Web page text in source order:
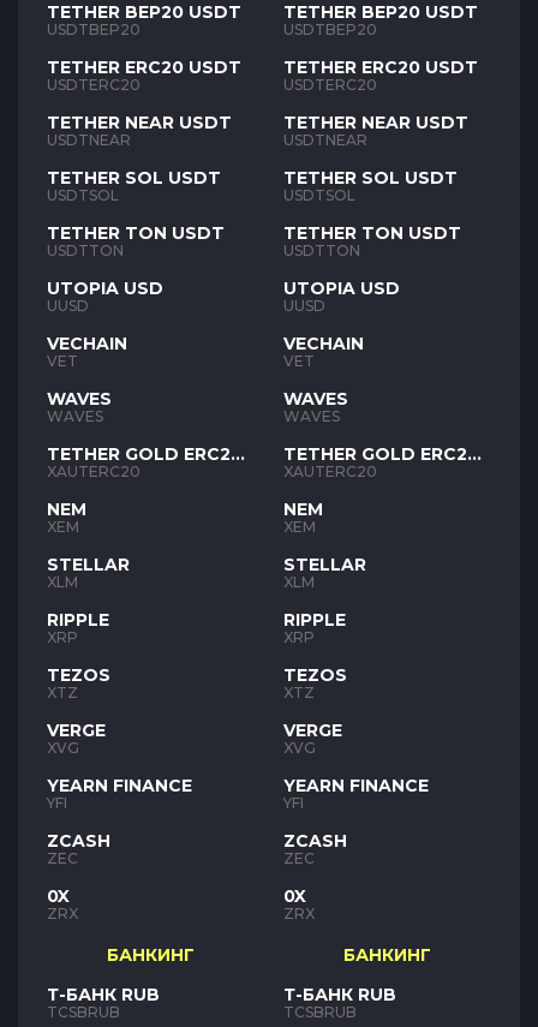
TETHER BEP20 USDT
USDTBEP20
TETHER ERC20 USDT
USDTERC20
TETHER NEAR USDT
USDTNEAR
TETHER SOL USDT
USDTSOL
TETHER TON USDT
USDTTON
UTOPIA USD
UUSD
VECHAIN
VET
WAVES
WAVES
TETHER GOLD ERC20
XAUT
XAUTERC20
NEM
XEM
STELLAR
XLM
RIPPLE
XRP
TEZOS
XTZ
VERGE
XVG
YEARN FINANCE
YFI
ZCASH
ZEC
0X
ZRX
БАНКИНГ
Т-БАНК RUB
TCSBRUB
TETHER BEP20 USDT
USDTBEP20
TETHER ERC20 USDT
USDTERC20
TETHER NEAR USDT
USDTNEAR
TETHER SOL USDT
USDTSOL
TETHER TON USDT
USDTTON
UTOPIA USD
UUSD
VECHAIN
VET
WAVES
WAVES
TETHER GOLD ERC20
XAUT
XAUTERC20
NEM
XEM
STELLAR
XLM
RIPPLE
XRP
TEZOS
XTZ
VERGE
XVG
YEARN FINANCE
YFI
ZCASH
ZEC
0X
ZRX
БАНКИНГ
Т-БАНК RUB
TCSBRUB